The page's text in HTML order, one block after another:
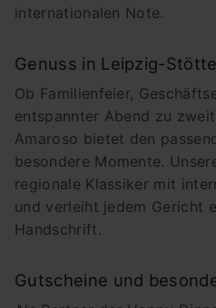
internationalen Note.
Genuss in Leipzig-
Ob Familienfeier,
entspannter Abend zu
Amaroso bietet den
besondere Momente.
regionale Klassiker mit
und verleiht jedem Gericht
Handschrift.
Gutscheine und